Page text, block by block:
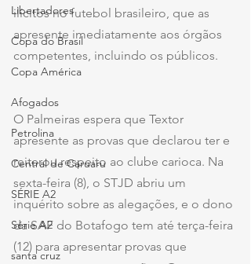
Libertadores
Copa do Brasil
Copa América
Afogados
Petrolina
Central de Caruaru
SÉRIE A2
Série A2
santa cruz
ilícitos no futebol brasileiro, que as
apresente imediatamente aos órgãos
competentes, incluindo os públicos.
O Palmeiras espera que Textor
apresente as provas que declarou ter e
reiterou respeito ao clube carioca. Na
sexta-feira (8), o STJD abriu um
inquérito sobre as alegações, e o dono
da SAF do Botafogo tem até terça-feira
(12) para apresentar provas que